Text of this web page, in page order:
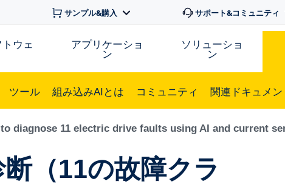
サンプル&購入 サポート&コミュニティ
ウェ アプリケーショ
ン
ソリューショ
ン
ツール 組み込みAIとは コミュニティ 関連ドキュメン
diagnose 11 electric drive faults using AI and current
（11の故障クラ